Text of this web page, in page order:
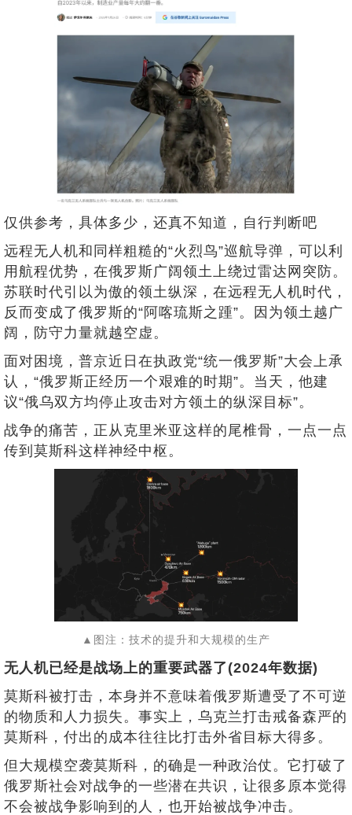
仅供参考，具体多少，还真不知道，自行判断吧
远程无人机和同样粗糙的“火烈鸟”巡航导弹，可以利
用航程优势，在俄罗斯广阔领土上绕过雷达网突防。
苏联时代引以为傲的领土纵深，在远程无人机时代，
反而变成了俄罗斯的“阿喀琉斯之踵”。因为领土越广
阔，防守力量就越空虚。
面对困境，普京近日在执政党“统一俄罗斯”大会上承
认，“俄罗斯正经历一个艰难的时期”。当天，他建
议“俄乌双方均停止攻击对方领土的纵深目标”。
战争的痛苦，正从克里米亚这样的尾椎骨，一点一点
传到莫斯科这样神经中枢。
▲图注：技术的提升和大规模的生产
无人机已经是战场上的重要武器了(2024年数据)
莫斯科被打击，本身并不意味着俄罗斯遭受了不可逆
的物质和人力损失。事实上，乌克兰打击戒备森严的
莫斯科，付出的成本往往比打击外省目标大得多。
但大规模空袭莫斯科，的确是一种政治仗。它打破了
俄罗斯社会对战争的一些潜在共识，让很多原本觉得
不会被战争影响到的人，也开始被战争冲击。